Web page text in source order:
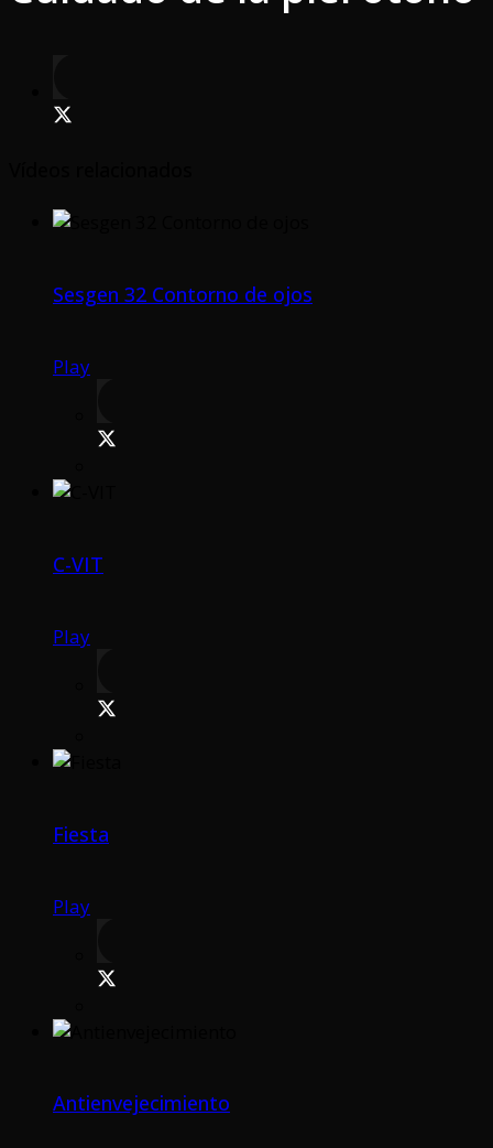
Sesgen 32 Contorno de ojos
Play
C-VIT
Play
Fiesta
Play
Antienvejecimiento